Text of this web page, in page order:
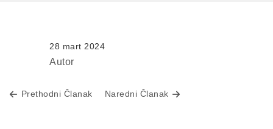
28 mart 2024
Autor
Prethodni Članak Naredni Članak